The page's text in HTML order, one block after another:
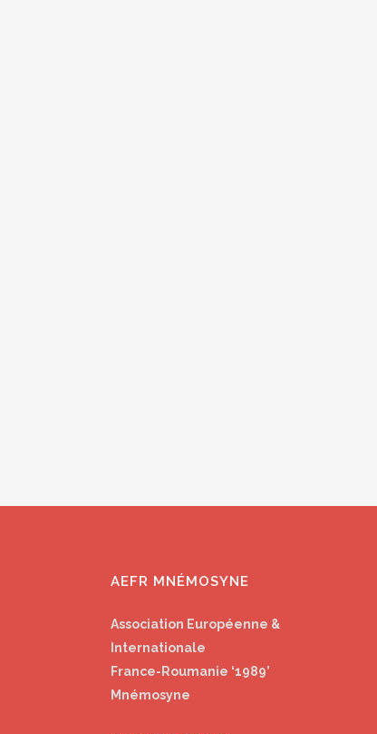
AEFR MNÉMOSYNE
Association Européenne &
Internationale
France-Roumanie ‘1989’
Mnémosyne